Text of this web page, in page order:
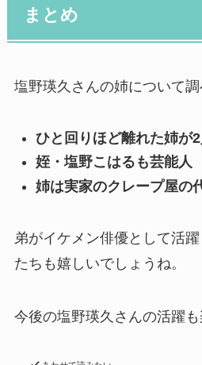
まとめ
塩野瑛久さんの姉について調
ひと回りほど離れた姉が
姪・塩野こはるも芸能人
姉は実家のクレープ屋の
弟がイケメン俳優として活
たちも嬉しいでしょうね。
今後の塩野瑛久さんの活躍も